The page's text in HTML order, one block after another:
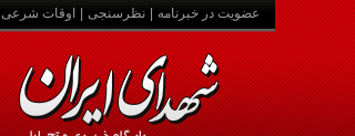
عضویت در خبرنامه نظرسنجی اوقات شرعی